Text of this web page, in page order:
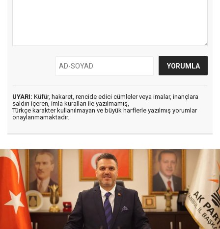
UYARI: Küfür, hakaret, rencide edici cümleler veya imalar, inançlara
saldırı içeren, imla kuralları ile yazılmamış,
Türkçe karakter kullanılmayan ve büyük harflerle yazılmış yorumlar
onaylanmamaktadır.